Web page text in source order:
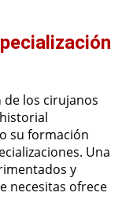
de los cirujanos
su formación
Una
y
necesitas ofrece